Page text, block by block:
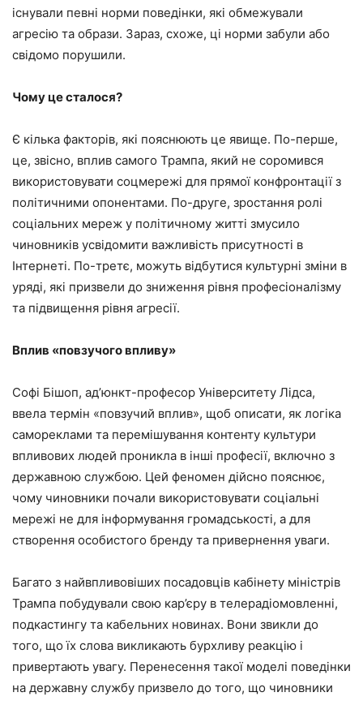
існували певні норми поведінки, які обмежували
агресію та образи. Зараз, схоже, ці норми забули або
свідомо порушили.
Чому це сталося?
Є кілька факторів, які пояснюють це явище. По-перше,
це, звісно, ​​вплив самого Трампа, який не соромився
використовувати соцмережі для прямої конфронтації з
політичними опонентами. По-друге, зростання ролі
соціальних мереж у політичному житті змусило
чиновників усвідомити важливість присутності в
Інтернеті. По-третє, можуть відбутися культурні зміни в
уряді, які призвели до зниження рівня професіоналізму
та підвищення рівня агресії.
Вплив «повзучого впливу»
Софі Бішоп, ад’юнкт-професор Університету Лідса,
ввела термін «повзучий вплив», щоб описати, як логіка
самореклами та перемішування контенту культури
впливових людей проникла в інші професії, включно з
державною службою. Цей феномен дійсно пояснює,
чому чиновники почали використовувати соціальні
мережі не для інформування громадськості, а для
створення особистого бренду та привернення уваги.
Багато з найвпливовіших посадовців кабінету міністрів
Трампа побудували свою кар’єру в телерадіомовленні,
подкастингу та кабельних новинах. Вони звикли до
того, що їх слова викликають бурхливу реакцію і
привертають увагу. Перенесення такої моделі поведінки
на державну службу призвело до того, що чиновники